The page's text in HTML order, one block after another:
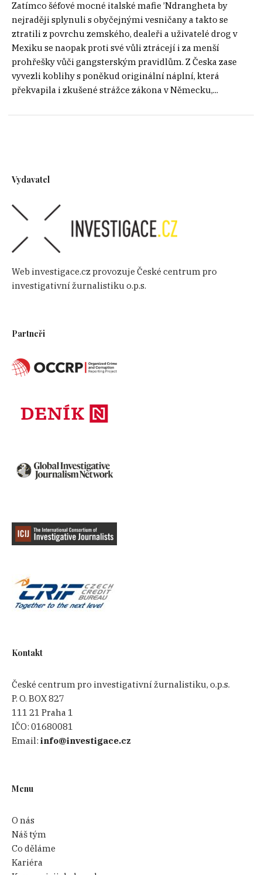
Zatímco šéfové mocné italské mafie ’Ndrangheta by
nejraději splynuli s obyčejnými vesničany a takto se
ztratili z povrchu zemského, dealeři a uživatelé drog v
Mexiku se naopak proti své vůli ztrácejí i za menší
prohřešky vůči gangsterským pravidlům. Z Česka zase
vyvezli koblihy s poněkud originální náplní, která
překvapila i zkušené strážce zákona v Německu,...
Vydavatel
Web investigace.cz provozuje České centrum pro
investigativní žurnalistiku o.p.s.
Partneři
Kontakt
České centrum pro investigativní žurnalistiku, o.p.s.
P. O. BOX 827
111 21 Praha 1
IČO:01680081
Email:info@investigace.cz
Menu
O nás
Náš tým
Co děláme
Kariéra